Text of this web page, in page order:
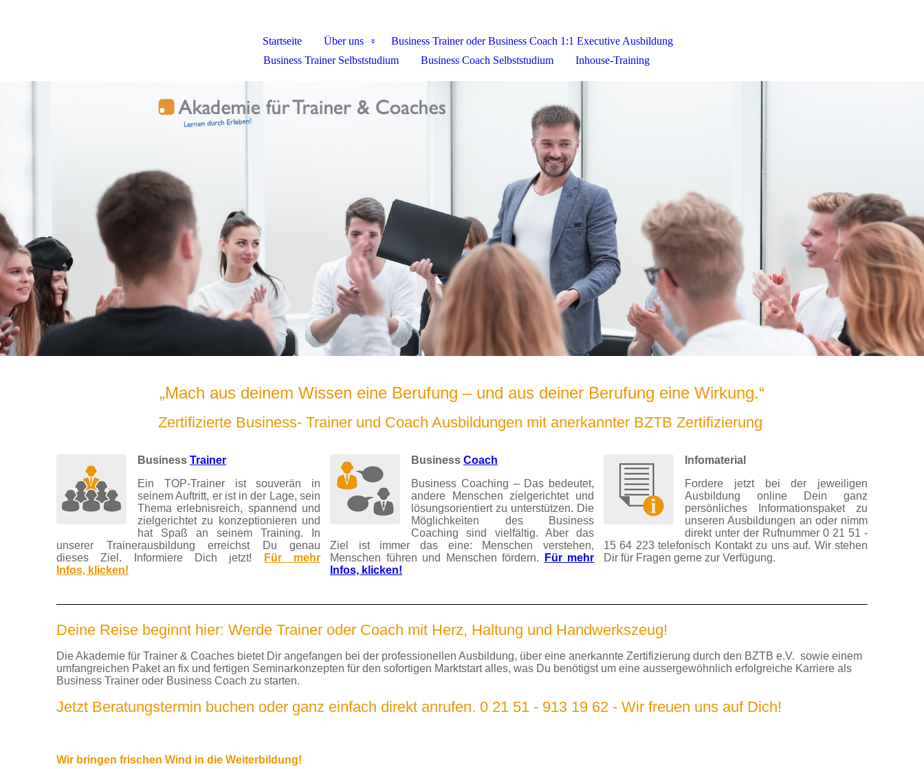
Startseite Über uns
Business Trainer oder Business Coach 1:1 Executive Ausbildung
Business Trainer Selbststudium
Business Coach Selbststudium Inhouse-Training
„Mach aus deinem Wissen eine Berufung – und aus deiner Berufung eine Wirkung.“
Zertifizierte Business- Trainer und Coach Ausbildungen mit anerkannter BZTB Zertifizierung
Business Trainer
Ein TOP-Trainer ist souverän in
seinem Auftritt, er ist in der Lage, sein
Thema erlebnisreich, spannend und
zielgerichtet zu konzeptionieren und
hat Spaß an seinem Training. In
unserer Trainerausbildung erreichst Du genau
dieses Ziel. Informiere Dich jetzt!
Für mehr
Infos, klicken!
Business Coach
Business Coaching – Das bedeutet,
andere Menschen zielgerichtet und
lösungsorientiert zu unterstützen. Die
Möglichkeiten des Business
Coaching sind vielfältig. Aber das
Ziel ist immer das eine: Menschen verstehen,
Menschen führen und Menschen fördern.
Für mehr
Infos, klicken!
Infomaterial
Fordere jetzt bei der jeweiligen
Ausbildung online Dein ganz
persönliches Informationspaket zu
unseren Ausbildungen an oder nimm
direkt unter der Rufnummer 0 21 51 -
15 64 223 telefonisch Kontakt zu uns auf. Wir stehen
Dir für Fragen gerne zur Verfügung.
Deine Reise beginnt hier: Werde Trainer oder Coach mit Herz, Haltung und Handwerkszeug!
Die Akademie für Trainer & Coaches bietet Dir angefangen bei der professionellen Ausbildung, über eine anerkannte Zertifizierung durch den BZTB e.V. sowie einem
umfangreichen Paket an fix und fertigen Seminarkonzepten für den sofortigen Marktstart alles, was Du benötigst um eine aussergewöhnlich erfolgreiche Karriere als
Business Trainer oder Business Coach zu starten.
Jetzt Beratungstermin buchen oder ganz einfach direkt anrufen. 0 21 51 - 913 19 62 - Wir freuen uns auf Dich!
Wir bringen frischen Wind in die Weiterbildung!